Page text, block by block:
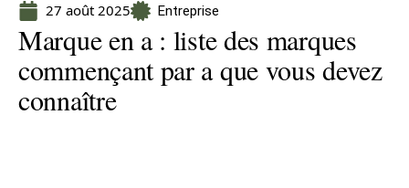
27 août 2025 Entreprise
Marque en a : liste des marques
commençant par a que vous devez
connaître